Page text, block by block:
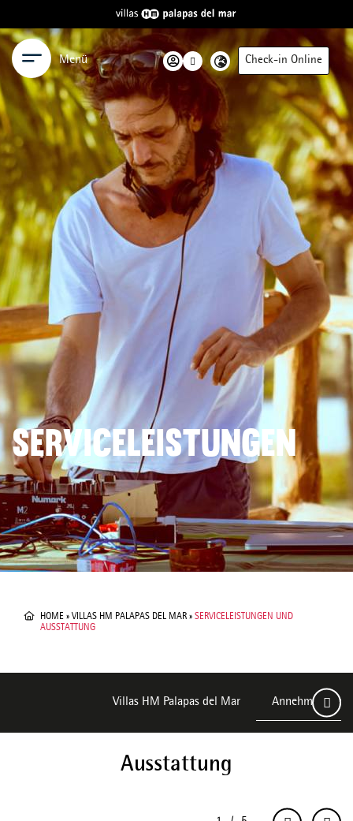
Menü Check-in Online
SERVICELEISTUNGEN
HOME »VILLAS HM PALAPAS DEL MAR »SERVICELEISTUNGEN UND
AUSSTATTUNG
Villas HM Palapas del Mar
Ausstattung